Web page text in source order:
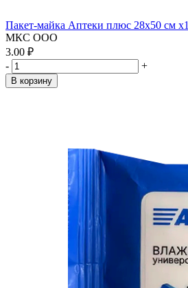
Пакет-майка Аптеки плюс 28х50 см x1
МКС ООО
3.00 ₽
-
+
В корзину